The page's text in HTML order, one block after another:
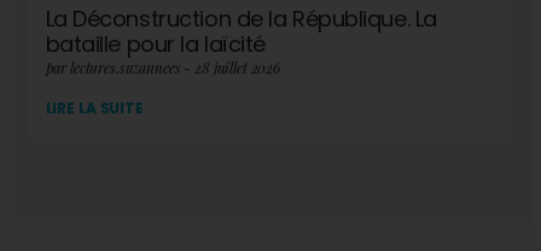
La Déconstruction de la République. La
bataille pour la laïcité
par lectures.suzannees - 28 juillet 2026
LIRE LA SUITE